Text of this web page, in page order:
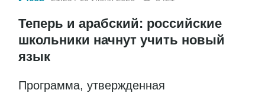
Теперь и арабский: российские
школьники начнут учить новый
язык
Программа, утвержденная